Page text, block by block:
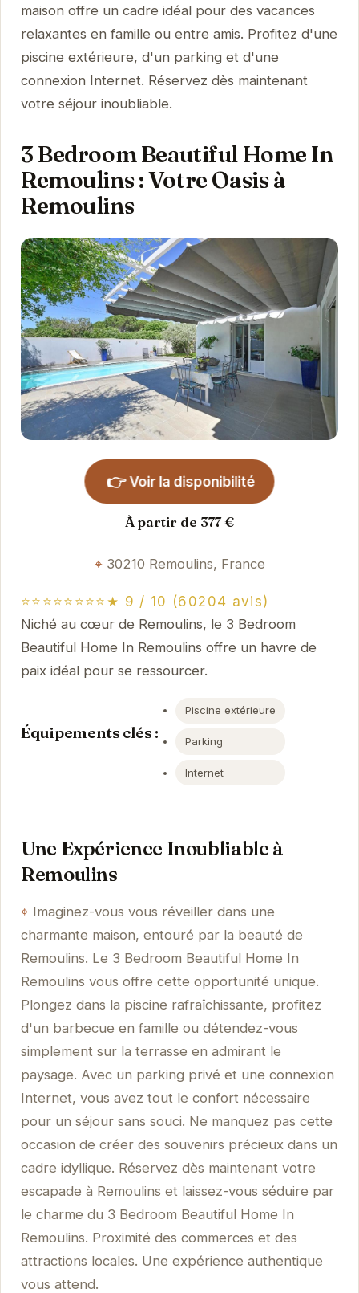
maison offre un cadre idéal pour des vacances
relaxantes en famille ou entre amis. Profitez d'une
piscine extérieure, d'un parking et d'une
connexion Internet. Réservez dès maintenant
votre séjour inoubliable.
3 Bedroom Beautiful Home In
Remoulins : Votre Oasis à
Remoulins
👉 Voir la disponibilité
À partir de 377 €
30210 Remoulins, France
⭐⭐⭐⭐⭐⭐⭐⭐★ 9 / 10 (60204 avis)
Niché au cœur de Remoulins, le 3 Bedroom
Beautiful Home In Remoulins offre un havre de
paix idéal pour se ressourcer.
Équipements clés :
Piscine extérieure
Parking
Internet
Une Expérience Inoubliable à
Remoulins
Imaginez-vous vous réveiller dans une
charmante maison, entouré par la beauté de
Remoulins. Le 3 Bedroom Beautiful Home In
Remoulins vous offre cette opportunité unique.
Plongez dans la piscine rafraîchissante, profitez
d'un barbecue en famille ou détendez-vous
simplement sur la terrasse en admirant le
paysage. Avec un parking privé et une connexion
Internet, vous avez tout le confort nécessaire
pour un séjour sans souci. Ne manquez pas cette
occasion de créer des souvenirs précieux dans un
cadre idyllique. Réservez dès maintenant votre
escapade à Remoulins et laissez-vous séduire par
le charme du 3 Bedroom Beautiful Home In
Remoulins. Proximité des commerces et des
attractions locales. Une expérience authentique
vous attend.